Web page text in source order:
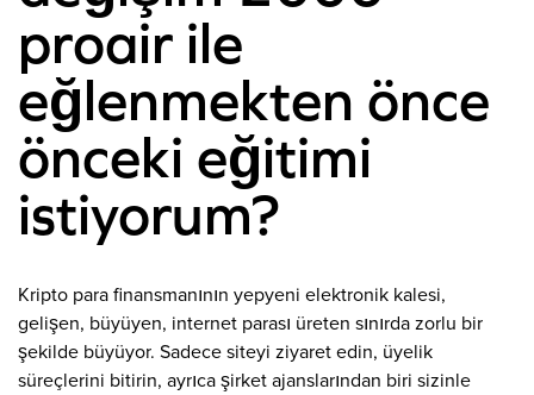
proair ile
eğlenmekten önce
önceki eğitimi
istiyorum?
Kripto para finansmanının yepyeni elektronik kalesi,
gelişen, büyüyen, internet parası üreten sınırda zorlu bir
şekilde büyüyor. Sadece siteyi ziyaret edin, üyelik
süreçlerini bitirin, ayrıca şirket ajanslarından biri sizinle